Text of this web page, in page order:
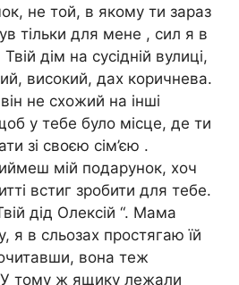
не той, в якому ти зараз
тільки для мене , сил я в
дім на сусідній вулиці,
високий, дах коричнева.
не схожий на інші
у тебе було місце, де ти
зі своєю сім’єю .
мій подарунок, хоч
встиг зробити для тебе.
дід Олексій “. Мама
я в сльозах простягаю їй
вона теж
У тому ж ящику лежали